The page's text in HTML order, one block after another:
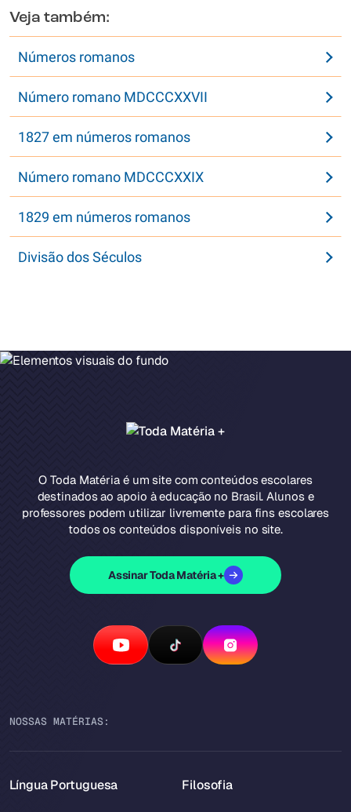
Veja também:
Números romanos
Número romano MDCCCXXVII
1827 em números romanos
Número romano MDCCCXXIX
1829 em números romanos
Divisão dos Séculos
O Toda Matéria é um site com conteúdos escolares
destinados ao apoio à educação no Brasil. Alunos e
professores podem utilizar livremente para fins escolares
todos os conteúdos disponíveis no site.
Assinar Toda Matéria +
NOSSAS MATÉRIAS:
Língua Portuguesa Filosofia